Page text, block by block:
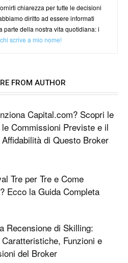
chiarezza per tutte le decisioni
diritto ad essere informati
parte della nostra vita quotidiana: i
scrive a mio nome!
FROM AUTHOR
Capital.com? Scopri le
Commissioni Previste e il
di Questo Broker
Tre per Tre e Come
Ecco la Guida Completa
Recensione di Skilling:
Funzioni e
del Broker